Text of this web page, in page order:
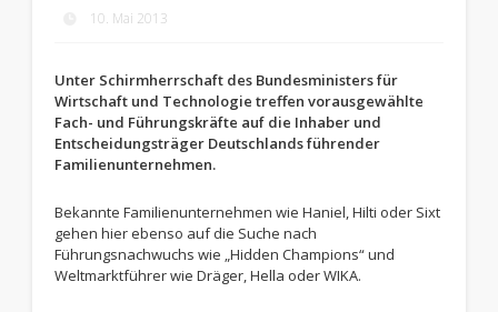
10. Mai 2013
Unter Schirmherrschaft des Bundesministers für
Wirtschaft und Technologie treffen vorausgewählte
Fach- und Führungskräfte auf die Inhaber und
Entscheidungsträger Deutschlands führender
Familienunternehmen.
Bekannte Familienunternehmen wie Haniel, Hilti oder Sixt
gehen hier ebenso auf die Suche nach
Führungsnachwuchs wie „Hidden Champions“ und
Weltmarktführer wie Dräger, Hella oder WIKA.